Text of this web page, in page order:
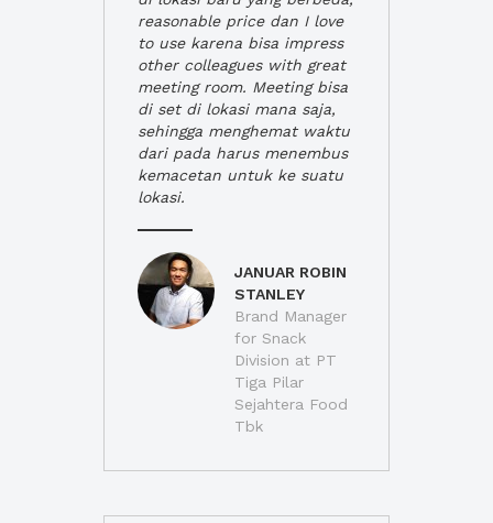
reasonable price dan I love
to use karena bisa impress
other colleagues with great
meeting room. Meeting bisa
di set di lokasi mana saja,
sehingga menghemat waktu
dari pada harus menembus
kemacetan untuk ke suatu
lokasi.
JANUAR ROBIN
STANLEY
Brand Manager
for Snack
Division at PT
Tiga Pilar
Sejahtera Food
Tbk